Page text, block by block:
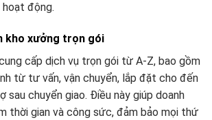
động.
kho xưởng trọn gói
cấp dịch vụ trọn gói từ A-Z, bao gồm
từ tư vấn, vận chuyển, lắp đặt cho đến
sau chuyển giao. Điều này giúp doanh
thời gian và công sức, đảm bảo mọi thứ